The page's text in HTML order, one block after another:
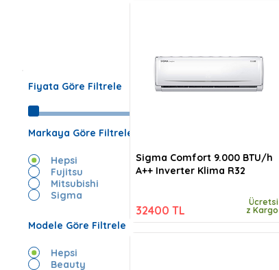
Fiyata Göre Filtrele
Markaya Göre Filtrele
Hepsi
Fujitsu
Mitsubishi
Sigma
Modele Göre Filtrele
Hepsi
Beauty
Sigma Comfort 9.000 BTU/h
A++ Inverter Klima R32
32400 TL
Ücretsi
z Kargo